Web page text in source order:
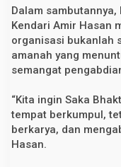
i
n
a
T
e
s
k
n
Dalam
Kendari Amir Hasan
organisasi bukanlah
amanah yang
semangat
“Kita ingin Saka
tempat berkumpul,
berkarya, dan
Hasan.